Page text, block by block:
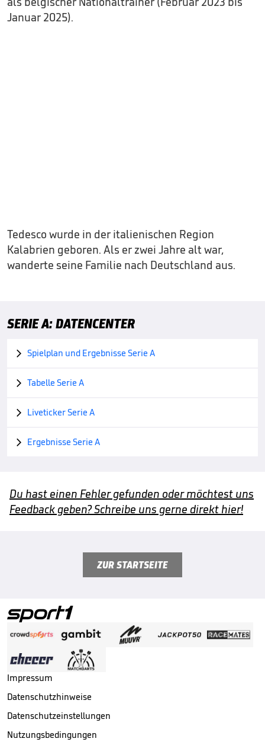
Januar 2025).
Tedesco wurde in der italienischen Region
Kalabrien geboren. Als er zwei Jahre alt war,
wanderte seine Familie nach Deutschland aus.
SERIE A: DATENCENTER
 Spielplan und Ergebnisse Serie A
 Tabelle Serie A
 Liveticker Serie A
 Ergebnisse Serie A
Du hast einen Fehler gefunden oder möchtest uns
Feedback geben? Schreibe uns gerne direkt hier!
ZUR STARTSEITE
Impressum
Datenschutzhinweise
Datenschutzeinstellungen
Nutzungsbedingungen